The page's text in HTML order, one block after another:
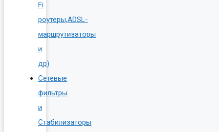
Fi
роутеры,ADSL-
маршрутизаторы
и
др)
Сетевые
фильтры
и
Стабилизаторы